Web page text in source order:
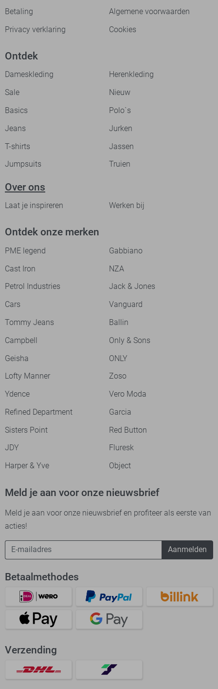
Betaling
Algemene voorwaarden
Privacy verklaring
Cookies
Ontdek
Dameskleding
Herenkleding
Sale
Nieuw
Basics
Polo`s
Jeans
Jurken
T-shirts
Jassen
Jumpsuits
Truien
Over ons
Laat je inspireren Werken bij
Ontdek onze merken
PME legend
Gabbiano
Cast Iron
NZA
Petrol Industries
Jack & Jones
Cars
Vanguard
Tommy Jeans
Ballin
Campbell
Only & Sons
Geisha
ONLY
Lofty Manner
Zoso
Ydence
Vero Moda
Refined Department
Garcia
Sisters Point
Red Button
JDY
Fluresk
Harper & Yve
Object
Meld je aan voor onze nieuwsbrief
Meld je aan voor onze nieuwsbrief en profiteer als eerste van
acties!
Aanmelden
Betaalmethodes
Verzending